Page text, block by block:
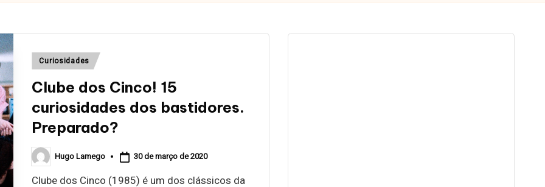
Posted
Curiosidades
Clube dos Cinco! 15
curiosidades dos bastidores.
Preparado?
Posted
by
Hugo Lamego 30 de março de 2020
Clube dos Cinco (1985) é um dos clássicos da